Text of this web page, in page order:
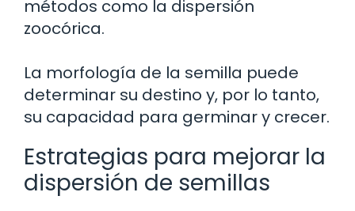
métodos como la dispersión
zoocórica.
La morfología de la semilla puede
determinar su destino y, por lo tanto,
su capacidad para germinar y crecer.
Estrategias para mejorar la
dispersión de semillas